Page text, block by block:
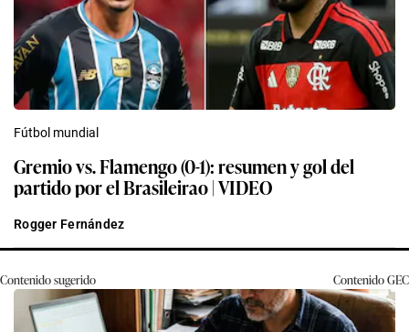
Fútbol mundial
Gremio vs. Flamengo (0-1): resumen y gol del
partido por el Brasileirao | VIDEO
Rogger Fernández
Contenido sugerido ContenidoGEC